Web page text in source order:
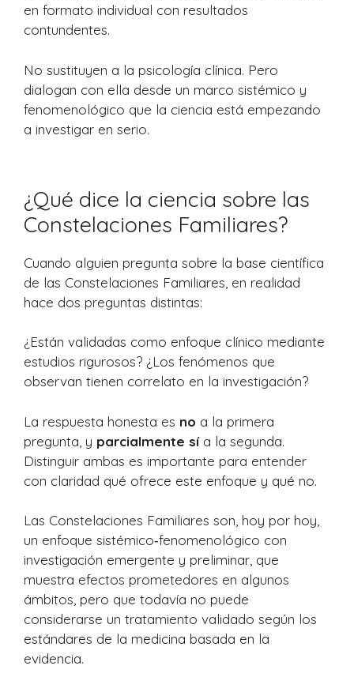
en formato individual con resultados
contundentes.
No sustituyen a la psicología clínica. Pero
dialogan con ella desde un marco sistémico y
fenomenológico que la ciencia está empezando
a investigar en serio.
¿Qué dice la ciencia sobre las
Constelaciones Familiares?
Cuando alguien pregunta sobre la base científica
de las Constelaciones Familiares, en realidad
hace dos preguntas distintas:
¿Están validadas como enfoque clínico mediante
estudios rigurosos? ¿Los fenómenos que
observan tienen correlato en la investigación?
La respuesta honesta es no a la primera
pregunta, y parcialmente sía la segunda.
Distinguir ambas es importante para entender
con claridad qué ofrece este enfoque y qué no.
Las Constelaciones Familiares son, hoy por hoy,
un enfoque sistémico‑fenomenológico con
investigación emergente y preliminar, que
muestra efectos prometedores en algunos
ámbitos, pero que todavía no puede
considerarse un tratamiento validado según los
estándares de la medicina basada en la
evidencia.